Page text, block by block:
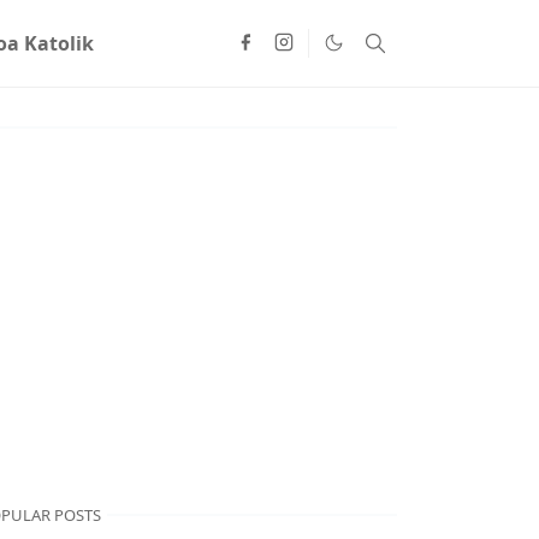
Katolik
POSTS